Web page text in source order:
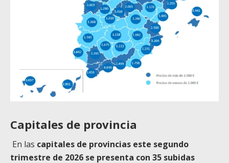
Capitales de provincia
En las capitales de provincias este segundo
trimestre de 2026 se presenta con 35 subidas